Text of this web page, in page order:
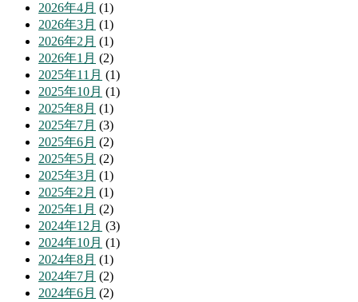
2026年4月 (1)
2026年3月 (1)
2026年2月 (1)
2026年1月 (2)
2025年11月 (1)
2025年10月 (1)
2025年8月 (1)
2025年7月 (3)
2025年6月 (2)
2025年5月 (2)
2025年3月 (1)
2025年2月 (1)
2025年1月 (2)
2024年12月 (3)
2024年10月 (1)
2024年8月 (1)
2024年7月 (2)
2024年6月 (2)